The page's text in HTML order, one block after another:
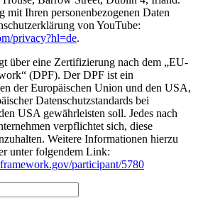
mit Ihren personenbezogenen Daten
von YouTube:
privacy?hl=de.
über eine Zertifizierung nach dem „EU-
(DPF). Der DPF ist ein
der Europäischen Union und den USA,
Datenschutzstandards bei
USA gewährleisten soll. Jedes nach
verpflichtet sich, diese
Weitere Informationen hierzu
unter folgendem Link:
participant/5780